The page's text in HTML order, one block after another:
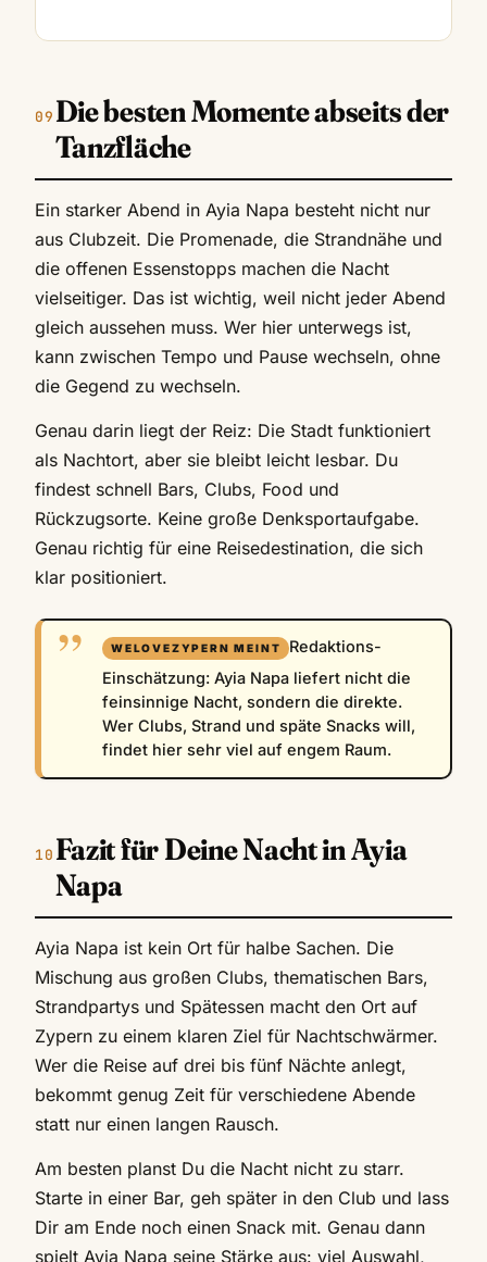
Die besten Momente abseits der
Tanzfläche
Ein starker Abend in Ayia Napa besteht nicht nur
aus Clubzeit. Die Promenade, die Strandnähe und
die offenen Essenstopps machen die Nacht
vielseitiger. Das ist wichtig, weil nicht jeder Abend
gleich aussehen muss. Wer hier unterwegs ist,
kann zwischen Tempo und Pause wechseln, ohne
die Gegend zu wechseln.
Genau darin liegt der Reiz: Die Stadt funktioniert
als Nachtort, aber sie bleibt leicht lesbar. Du
findest schnell Bars, Clubs, Food und
Rückzugsorte. Keine große Denksportaufgabe.
Genau richtig für eine Reisedestination, die sich
klar positioniert.
Redaktions-
Einschätzung: Ayia Napa liefert nicht die
feinsinnige Nacht, sondern die direkte.
Wer Clubs, Strand und späte Snacks will,
findet hier sehr viel auf engem Raum.
Fazit für Deine Nacht in Ayia
Napa
Ayia Napa ist kein Ort für halbe Sachen. Die
Mischung aus großen Clubs, thematischen Bars,
Strandpartys und Spätessen macht den Ort auf
Zypern zu einem klaren Ziel für Nachtschwärmer.
Wer die Reise auf drei bis fünf Nächte anlegt,
bekommt genug Zeit für verschiedene Abende
statt nur einen langen Rausch.
Am besten planst Du die Nacht nicht zu starr.
Starte in einer Bar, geh später in den Club und lass
Dir am Ende noch einen Snack mit. Genau dann
spielt Ayia Napa seine Stärke aus: viel Auswahl,